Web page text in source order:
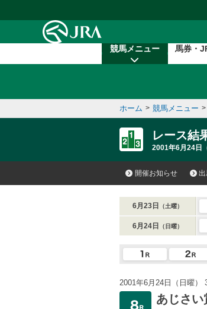
競馬メニュー 馬券・
ホーム > 競馬メニュー >
レース結
2001年6月24日
開催お知らせ
6月23日 （土曜）
6月24日 （日曜）
2001年6月24日（日曜）
あじさい